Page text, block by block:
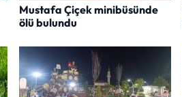
Mustafa Çiçek minibüsünde
ölü bulundu